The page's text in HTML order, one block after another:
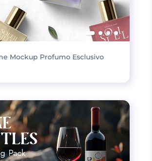
Mockup Profumo Esclusivo